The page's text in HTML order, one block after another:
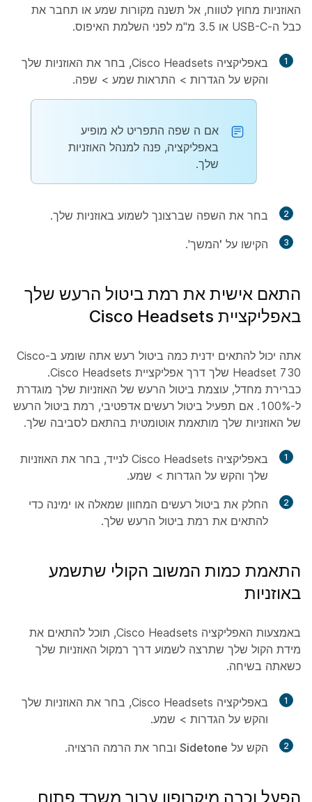
האוזניות מחוץ לטווח, אל תשנה מקורות שמע או תחבר את
כבל ה-USB-C או 3.5 מ"מ לפני השלמת האיפוס.
1
באפליקציה Cisco Headsets, בחר את האוזניות שלך
והקש על הגדרות > התראות שמע > שפה.
אם ה שפה התפריט לא מופיע
באפליקציה, פנה למנהל האוזניות
שלך.
2 בחר את השפה שברצונך לשמוע באוזניות שלך.
3 הקישו על 'המשך'.
התאם אישית את רמת ביטול הרעש שלך
באפליקציית Cisco Headsets
אתה יכול להתאים ידנית כמה ביטול רעש אתה שומע ב-Cisco
Headset 730 שלך דרך אפליקציית Cisco Headsets.
כברירת מחדל, עוצמת ביטול הרעש של האוזניות שלך מוגדרת
ל-100%. אם תפעיל
ביטול רעשים אדפטיבי, רמת ביטול הרעש
של האוזניות שלך מותאמת אוטומטית בהתאם לסביבה שלך.
1
באפליקציה Cisco Headsets לנייד, בחר את האוזניות
שלך והקש על הגדרות > שמע.
2 החלק את ביטול רעשים המחוון שמאלה או ימינה כדי
להתאים את רמת ביטול הרעש שלך.
התאמת כמות המשוב הקולי שתשמע
באוזניות
באמצעות האפליקציה Cisco Headsets, תוכל להתאים את
מידת הקול שלך שתרצה לשמוע דרך רמקול האוזניות שלך
כשאתה בשיחה.
1
באפליקציה Cisco Headsets, בחר את האוזניות שלך
והקש על הגדרות > שמע.
2 הקש על Sidetone ובחר את הרמה הרצויה.
הפעל וכבה מיקרופון עבור משרד פתוח